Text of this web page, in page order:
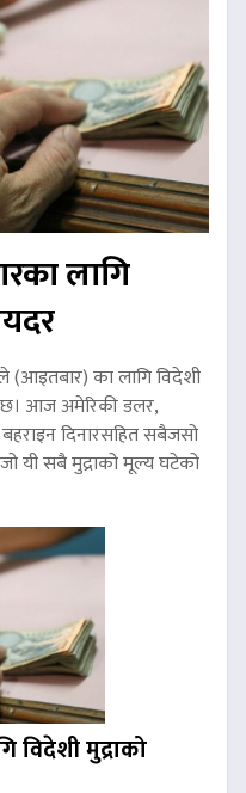
लागि
(आइतबार) का लागि विदेशी
छ। आज अमेरिकी डलर,
दिनारसहित सबैजसो
यी सबै मुद्राको मूल्य घटेको
मुद्राको